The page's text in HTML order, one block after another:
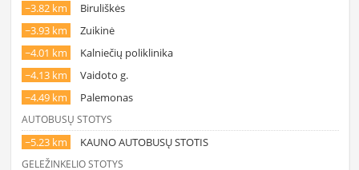
~3.82 km
Biruliškės
~3.93 km
Zuikinė
~4.01 km
Kalniečių poliklinika
~4.13 km
Vaidoto g.
~4.49 km
Palemonas
AUTOBUSŲ STOTYS
~5.23 km KAUNO AUTOBUSŲ STOTIS
GELEŽINKELIO STOTYS